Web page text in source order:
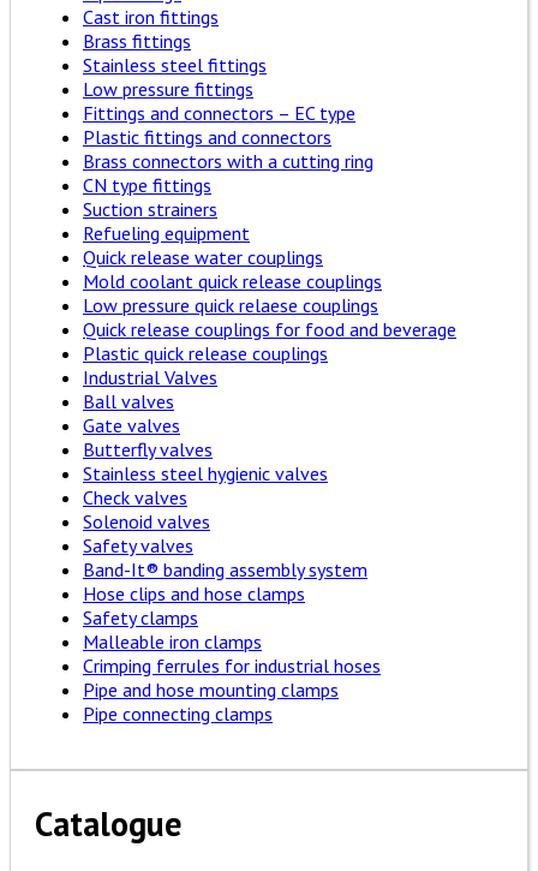
Cast iron fittings
Brass fittings
Stainless steel fittings
Low pressure fittings
Fittings and connectors – EC type
Plastic fittings and connectors
Brass connectors with a cutting ring
CN type fittings
Suction strainers
Refueling equipment
Quick release water couplings
Mold coolant quick release couplings
Low pressure quick relaese couplings
Quick release couplings for food and beverage
Plastic quick release couplings
Industrial Valves
Ball valves
Gate valves
Butterfly valves
Stainless steel hygienic valves
Check valves
Solenoid valves
Safety valves
Band-It® banding assembly system
Hose clips and hose clamps
Safety clamps
Malleable iron clamps
Crimping ferrules for industrial hoses
Pipe and hose mounting clamps
Pipe connecting clamps
Catalogue